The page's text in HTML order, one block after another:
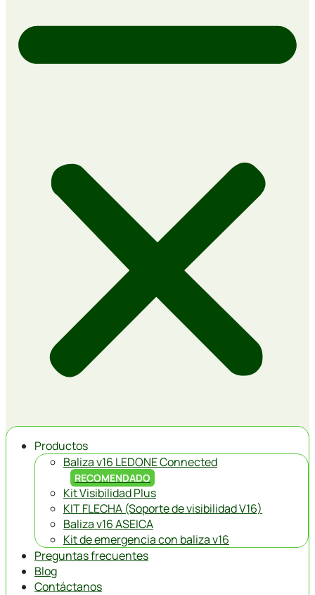
Productos
Baliza v16 LEDONE Connected
RECOMENDADO
Kit Visibilidad Plus
KIT FLECHA (Soporte de visibilidad V16)
Baliza v16 ASEICA
Kit de emergencia con baliza v16
Preguntas frecuentes
Blog
Contáctanos